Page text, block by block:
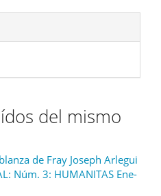
del mismo
de Fray Joseph Arlegui
Núm. 3: HUMANITAS Ene-